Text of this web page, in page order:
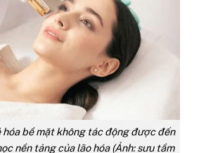
bề mặt không tác động được đến
nền tảng của lão hóa (Ảnh: sưu tầm